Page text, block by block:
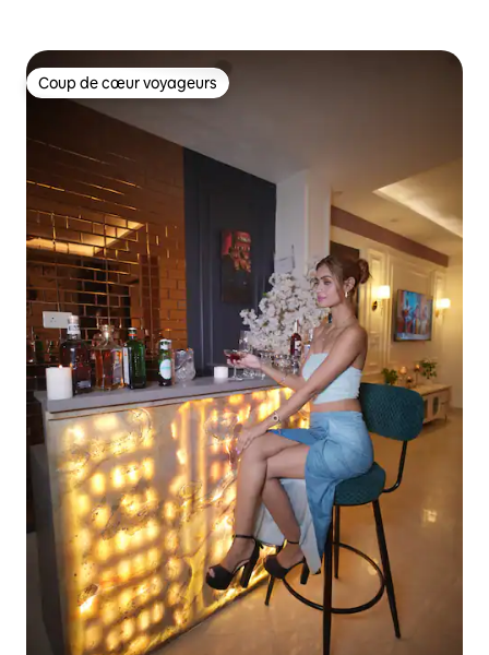
Coup de cœur voyageurs
Coup de cœur voyageurs